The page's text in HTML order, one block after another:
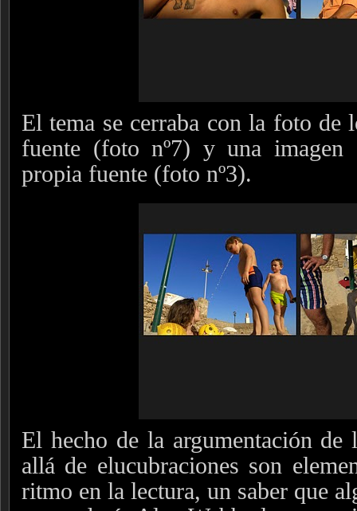
El tema se cerraba con la foto de
fuente (foto nº7) y una imagen
propia fuente (foto nº3).
El hecho de la argumentación de
allá de elucubraciones son
ritmo en la lectura, un saber que